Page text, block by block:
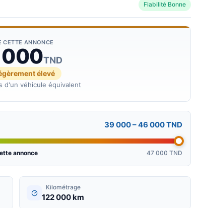
Fiabilité Bonne
CETTE ANNONCE
TND
élevé
d'un véhicule équivalent
39 000 – 46 000 TND
annonce 47 000 TND
Kilométrage
122 000 km